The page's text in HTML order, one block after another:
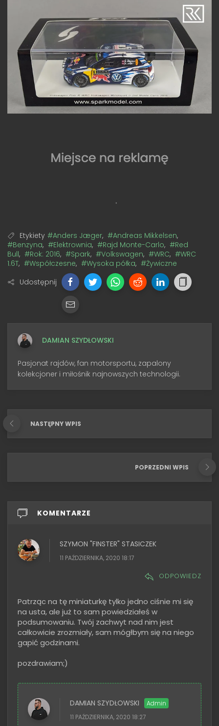
Etykiety #Anders Jæger, #Andreas Mikkelsen,
#Benzyna, #Elektrownia, #Rajd Monte-Carlo, #Red
Bull, #Rok: 2016, #Spark, #Volkswagen, #WRC, #WRC
1.6T, #Współczesne, #Wysoka półka, #Żywiczne
Udostępnij
DAMIAN SZYDŁOWSKI
Pasjonat rajdów, fan motorsportu, zapalony
kolekcjoner i miłośnik najnowszych technologii.
NASTĘPNY WPIS
POPRZEDNI WPIS
KOMENTARZE
SZYMON "FINSTER" STASICZEK
11 PAŹDZIERNIKA, 2020 18:17
ODPOWIEDZ
Patrząc na tę miniaturkę tylko jedno ciśnie mi się
na usta, ale już to sam powiedziałeś w
podsumowaniu. Twój zachwyt nad nim jest
całkowicie zrozmiały, sam mógłbym się na niego
gapić godzinami.
pozdrawiam;)
DAMIAN SZYDŁOWSKI
11 PAŹDZIERNIKA, 2020 18:27